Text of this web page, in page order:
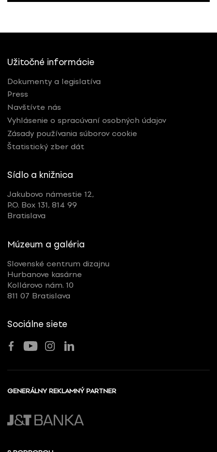
Užitočné informácie
Dokumenty a legislatíva
Press
Navštívte nás
Vyhlásenie o spracúvaní osobných údajov
Zásady používania súborov cookie
Štatistický zber dát
Sídlo a knižnica
Jakubovo námestie 12,
P.O. Box 131, 814 99
Bratislava
Múzeum a galéria
Slovenské centrum dizajnu
Hurbanove kasárne
Kollárovo nám. 10
811 07 Bratislava
Sociálne siete
GENERÁLNY REKLAMNÝ PARTNER